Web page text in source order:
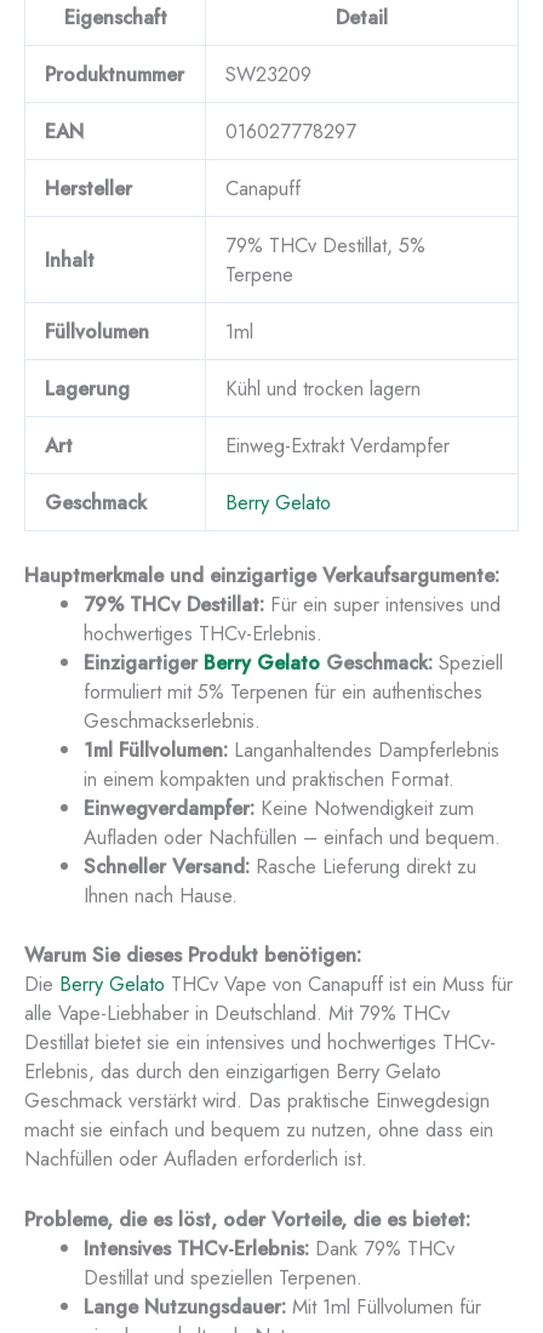
Eigenschaft
Detail
Produktnummer
SW23209
EAN
016027778297
Hersteller
Canapuff
Inhalt
79% THCv Destillat, 5%
Terpene
Füllvolumen
1ml
Lagerung
Kühl und trocken lagern
Art
Einweg-Extrakt Verdampfer
Geschmack
Berry Gelato
Hauptmerkmale und einzigartige Verkaufsargumente:
79% THCv Destillat: Für ein super intensives und
hochwertiges THCv-Erlebnis.
Einzigartiger Berry Gelato Geschmack: Speziell
formuliert mit 5% Terpenen für ein authentisches
Geschmackserlebnis.
1ml Füllvolumen: Langanhaltendes Dampferlebnis
in einem kompakten und praktischen Format.
Einwegverdampfer: Keine Notwendigkeit zum
Aufladen oder Nachfüllen – einfach und bequem.
Schneller Versand: Rasche Lieferung direkt zu
Ihnen nach Hause.
Warum Sie dieses Produkt benötigen:
Die Berry Gelato THCv Vape von Canapuff ist ein Muss für
alle Vape-Liebhaber in Deutschland. Mit 79% THCv
Destillat bietet sie ein intensives und hochwertiges THCv-
Erlebnis, das durch den einzigartigen Berry Gelato
Geschmack verstärkt wird. Das praktische Einwegdesign
macht sie einfach und bequem zu nutzen, ohne dass ein
Nachfüllen oder Aufladen erforderlich ist.
Probleme, die es löst, oder Vorteile, die es bietet:
Intensives THCv-Erlebnis: Dank 79% THCv
Destillat und speziellen Terpenen.
Lange Nutzungsdauer: Mit 1ml Füllvolumen für